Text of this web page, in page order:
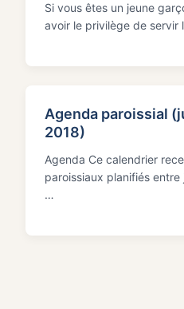
Si vous êtes un jeune
avoir le privilège de
Agenda paroissial
2018)
Agenda Ce calendrier
paroissiaux planifiés
…